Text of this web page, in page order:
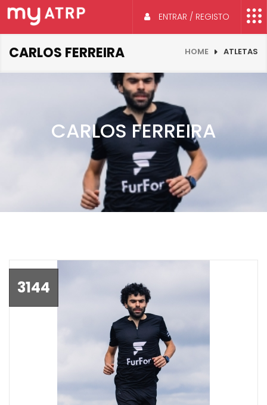
ENTRAR / REGISTO
CARLOS FERREIRA HOME ATLETAS
CARLOS FERREIRA
3144